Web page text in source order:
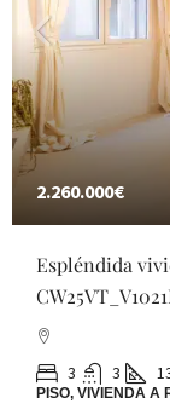
2.260.000€
Espléndida
3 3
PISO, VIVIENDA A